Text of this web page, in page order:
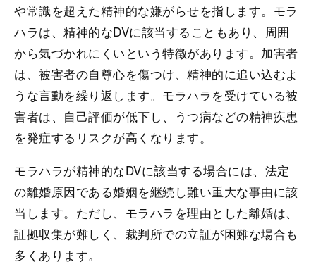
や常識を超えた精神的な嫌がらせを指します。モラ
ハラは、精神的なDVに該当することもあり、周囲
から気づかれにくいという特徴があります。加害者
は、被害者の自尊心を傷つけ、精神的に追い込むよ
うな言動を繰り返します。モラハラを受けている被
害者は、自己評価が低下し、うつ病などの精神疾患
を発症するリスクが高くなります。
モラハラが精神的なDVに該当する場合には、法定
の離婚原因である婚姻を継続し難い重大な事由に該
当します。ただし、モラハラを理由とした離婚は、
証拠収集が難しく、裁判所での立証が困難な場合も
多くあります。